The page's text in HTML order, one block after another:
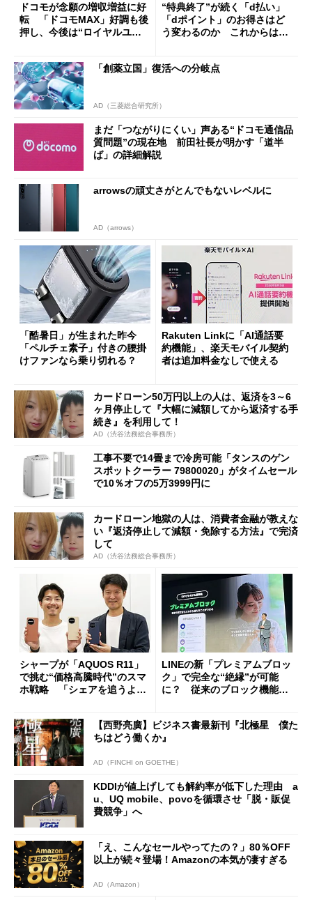
ドコモが念願の増収増益に好
転 「ドコモMAX」好調も後
押し、今後は“ロイヤルユー
“特典終了”が続く「d払い」
「dポイント」のお得さはど
う変わるのか これからは
「創薬立国」復活への分岐点
AD（三菱総合研究所）
まだ「つながりにくい」声ある“ドコモ通信品
質問題”の現在地 前田社長が明かす「道半
ば」の詳細解説
arrowsの頑丈さがとんでもないレベルに
AD（arrows）
「酷暑日」が生まれた昨今
「ペルチェ素子」付きの腰掛
けファンなら乗り切れる？
Rakuten Linkに「AI通話要
約機能」、楽天モバイル契約
者は追加料金なしで使える
カードローン50万円以上の人は、返済を3～6
ヶ月停止して『大幅に減額してから返済する手
続き』を利用して！
AD（渋谷法務総合事務所）
工事不要で14畳まで冷房可能「タンスのゲン
スポットクーラー 79800020」がタイムセール
で10％オフの5万3999円に
カードローン地獄の人は、消費者金融が教えな
い『返済停止して減額・免除する方法』で完済
して
AD（渋谷法務総合事務所）
シャープが「AQUOS R11」
で挑む“価格高騰時代”のスマ
ホ戦略 「シェアを追うより
LINEの新「プレミアムブロッ
ク」で完全な“絶縁”が可能
に？ 従来のブロック機能と
【西野亮廣】ビジネス書最新刊『北極星 僕た
ちはどう働くか』
AD（FINCHI on GOETHE）
KDDIが値上げしても解約率が低下した理由 a
u、UQ mobile、povoを循環させ「脱・販促
費競争」へ
「え、こんなセールやってたの？」80％OFF
以上が続々登場！Amazonの本気が凄すぎる
AD（Amazon）